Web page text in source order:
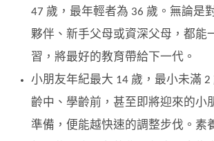
47 歲，最年輕者為 36 歲。無論是
夥伴、新手父母或資深父母，都能
習，將最好的教育帶給下一代。
小朋友年紀最大 14 歲，最小未滿
齡中、學齡前，甚至即將迎來的小
準備，便能越快速的調整步伐。素